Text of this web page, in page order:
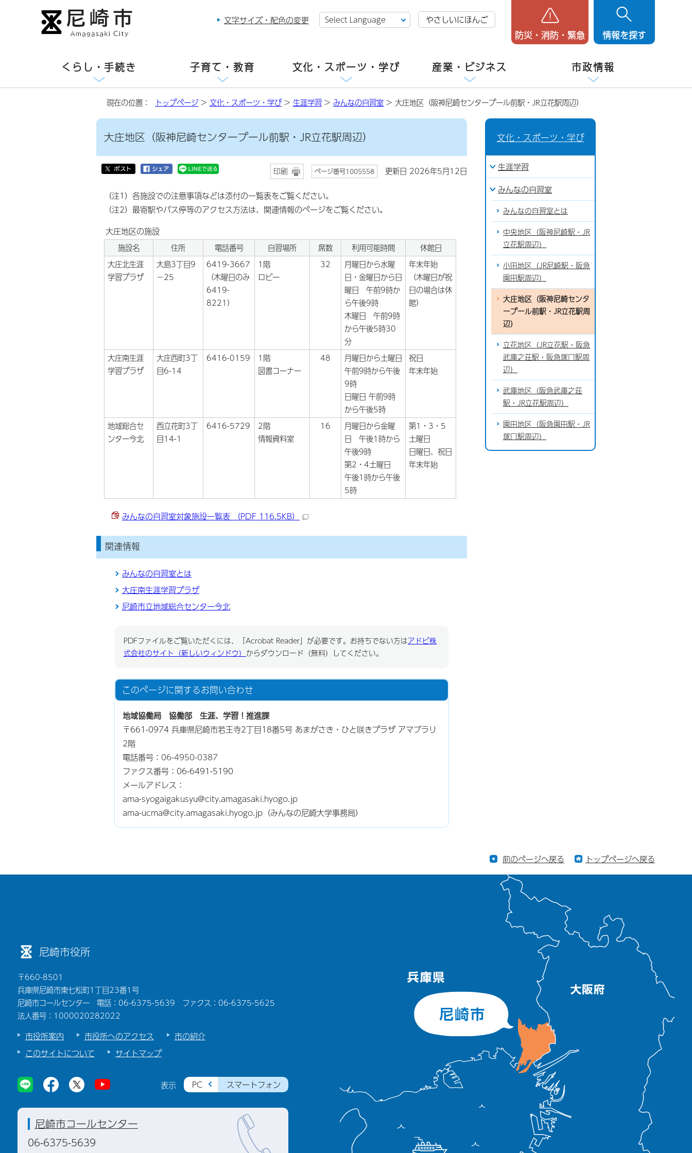
文字サイズ・配色の変更 やさしいにほんご
防災・消防・緊急 情報を探す
くらし・手続き 子育て・教育 文化・スポーツ・学び 産業・ビジネス 市政情報
現在の位置： トップページ> 文化・スポーツ・学び> 生涯学習 > みんなの自習室 > 大庄地区（阪神尼崎センタープール前駅・JR立花駅周辺）
大庄地区（阪神尼崎センタープール前駅・JR立花駅周辺）
印刷 ページ番号1005558 更新日 2026年5月12日
（注1）各施設での注意事項などは添付の一覧表をご覧ください。
（注2）最寄駅やバス停等のアクセス方法は、関連情報のページをご覧ください。
大庄地区の施設
施設名 住所 電話番号 自習場所 席数 利用可能時間
休館日
大庄北生涯
学習プラザ
大島3丁目9
－25
6419-3667
（木曜日のみ
6419-
8221）
1階
ロビー
32
月曜日から水曜
日・金曜日から日
曜日 午前9時か
ら午後9時
木曜日 午前9時
から午後5時30
分
年末年始
（木曜日が祝
日の場合は休
館）
大庄南生涯
学習プラザ
大庄西町3丁
目6-14
6416-0159
1階
図書コーナー
48
月曜日から土曜日
午前9時から午後
9時
日曜日 午前9時
から午後5時
祝日
年末年始
地域総合セ
ンター今北
西立花町3丁
目14-1
6416-5729
2階
情報資料室
16
月曜日から金曜
日 午後1時から
午後9時
第2・4土曜日
午後1時から午後
5時
第1・3・5
土曜日
日曜日、祝日
年末年始
みんなの自習室対象施設一覧表 （PDF 116.5KB）
関連情報
みんなの自習室とは
大庄南生涯学習プラザ
尼崎市立地域総合センター今北
PDFファイルをご覧いただくには、「Acrobat Reader」が必要です。お持ちでない方はアドビ株
式会社のサイト（新しいウィンドウ） からダウンロード（無料）してください。
このページに関するお問い合わせ
地域協働局 協働部 生涯、学習！推進課
〒661-0974 兵庫県尼崎市若王寺2丁目18番5号 あまがさき・ひと咲きプラザ アマブラリ
2階
電話番号： 06-4950-0387
ファクス番号：06-6491-5190
メールアドレス：
ama-syogaigakusyu@city.amagasaki.hyogo.jp
ama-ucma@city.amagasaki.hyogo.jp（みんなの尼崎大学事務局）
文化・スポーツ・学び
生涯学習
みんなの自習室
みんなの自習室とは
中央地区（阪神尼崎駅・JR
立花駅周辺）
小田地区（JR尼崎駅・阪急
園田駅周辺）
大庄地区（阪神尼崎センタ
ープール前駅・JR立花駅周
辺）
立花地区（JR立花駅・阪急
武庫之荘駅・阪急塚口駅周
辺）
武庫地区（阪急武庫之荘
駅・JR立花駅周辺）
園田地区（阪急園田駅・JR
塚口駅周辺）
前のページへ戻る トップページへ戻る
尼崎市役所
〒660-8501
兵庫県尼崎市東七松町1丁目23番1号
尼崎市コールセンター 電話：06-6375-5639 ファクス：06-6375-5625
法人番号：1000020282022
市役所案内 市役所へのアクセス
市の紹介
このサイトについて
サイトマップ
表示 PC スマートフォン
尼崎市コールセンター
06-6375-5639